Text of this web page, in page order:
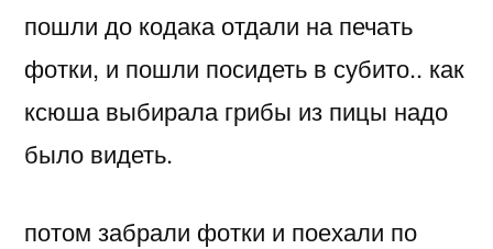
пошли до кодака отдали на печать
фотки, и пошли посидеть в субито.. как
ксюша выбирала грибы из пицы надо
было видеть.
потом забрали фотки и поехали по